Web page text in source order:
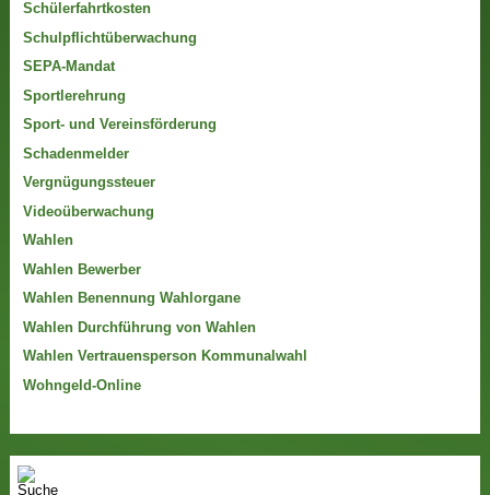
Schülerfahrtkosten
Schulpflichtüberwachung
SEPA-Mandat
Sportlerehrung
Sport- und Vereinsförderung
Schadenmelder
Vergnügungssteuer
Videoüberwachung
Wahlen
Wahlen Bewerber
Wahlen Benennung Wahlorgane
Wahlen Durchführung von Wahlen
Wahlen Vertrauensperson Kommunalwahl
Wohngeld-Online